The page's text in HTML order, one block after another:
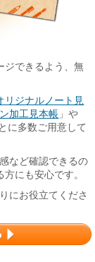
ジできるよう、無
リジナルノート見
加工見本帳 」や
に多数ご用意して
など確認できるの
にも安心です。
にお役立てくださ